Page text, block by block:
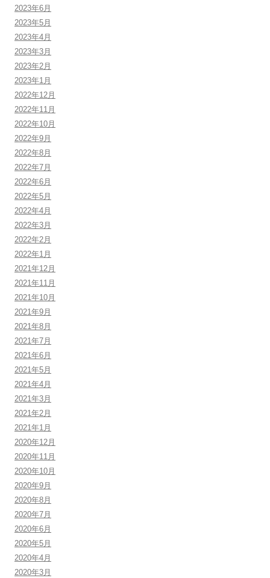
2023年6月
2023年5月
2023年4月
2023年3月
2023年2月
2023年1月
2022年12月
2022年11月
2022年10月
2022年9月
2022年8月
2022年7月
2022年6月
2022年5月
2022年4月
2022年3月
2022年2月
2022年1月
2021年12月
2021年11月
2021年10月
2021年9月
2021年8月
2021年7月
2021年6月
2021年5月
2021年4月
2021年3月
2021年2月
2021年1月
2020年12月
2020年11月
2020年10月
2020年9月
2020年8月
2020年7月
2020年6月
2020年5月
2020年4月
2020年3月